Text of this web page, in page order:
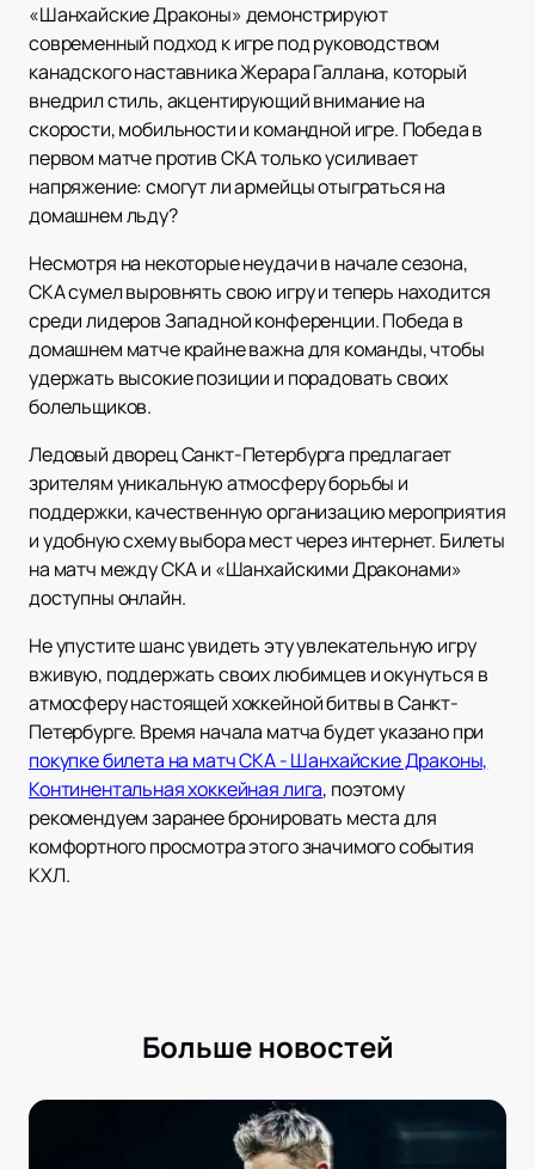
«Шанхайские Драконы» демонстрируют
современный подход к игре под руководством
канадского наставника Жерара Галлана, который
внедрил стиль, акцентирующий внимание на
скорости, мобильности и командной игре. Победа в
первом матче против СКА только усиливает
напряжение: смогут ли армейцы отыграться на
домашнем льду?
Несмотря на некоторые неудачи в начале сезона,
СКА сумел выровнять свою игру и теперь находится
среди лидеров Западной конференции. Победа в
домашнем матче крайне важна для команды, чтобы
удержать высокие позиции и порадовать своих
болельщиков.
Ледовый дворец Санкт-Петербурга предлагает
зрителям уникальную атмосферу борьбы и
поддержки, качественную организацию мероприятия
и удобную схему выбора мест через интернет. Билеты
на матч между СКА и «Шанхайскими Драконами»
доступны онлайн.
Не упустите шанс увидеть эту увлекательную игру
вживую, поддержать своих любимцев и окунуться в
атмосферу настоящей хоккейной битвы в Санкт-
Петербурге. Время начала матча будет указано при
покупке билета на матч СКА - Шанхайские Драконы,
Континентальная хоккейная лига, поэтому
рекомендуем заранее бронировать места для
комфортного просмотра этого значимого события
КХЛ.
Больше новостей